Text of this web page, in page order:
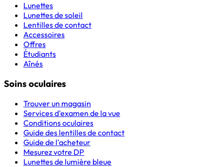
Lunettes
Lunettes de soleil
Lentilles de contact
Accessoires
Offres
Étudiants
Aînés
Soins oculaires
Trouver un magasin
Services d'examen de la vue
Conditions oculaires
Guide des lentilles de contact
Guide de l'acheteur
Mesurez votre DP
Lunettes de lumière bleue